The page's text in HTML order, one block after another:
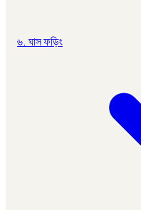
৬. ঘাস ফড়িং